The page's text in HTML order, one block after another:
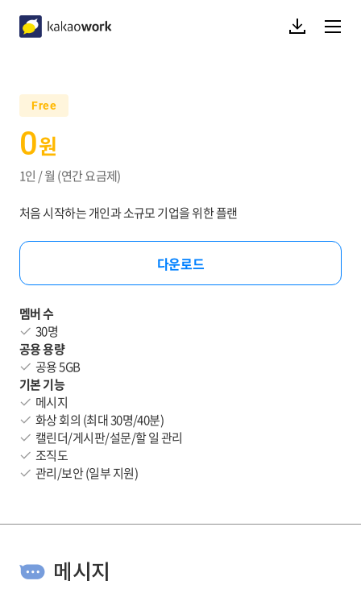
Free
0원
1인 / 월 (연간 요금제)
처음 시작하는 개인과 소규모 기업을 위한 플랜
다운로드
멤버 수
30명
공용 용량
공용 5GB
기본 기능
메시지
화상 회의 (최대 30명/40분)
캘린더/게시판/설문/할 일 관리
조직도
관리/보안 (일부 지원)
메시지